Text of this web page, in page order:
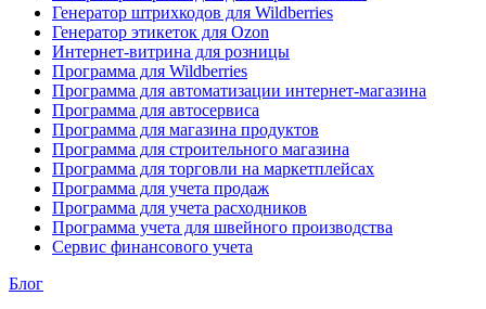
Генератор штрихкодов для Wildberries
Генератор этикеток для Ozon
Интернет-витрина для розницы
Программа для Wildberries
Программа для автоматизации интернет-магазина
Программа для автосервиса
Программа для магазина продуктов
Программа для строительного магазина
Программа для торговли на маркетплейсах
Программа для учета продаж
Программа для учета расходников
Программа учета для швейного производства
Сервис финансового учета
Блог